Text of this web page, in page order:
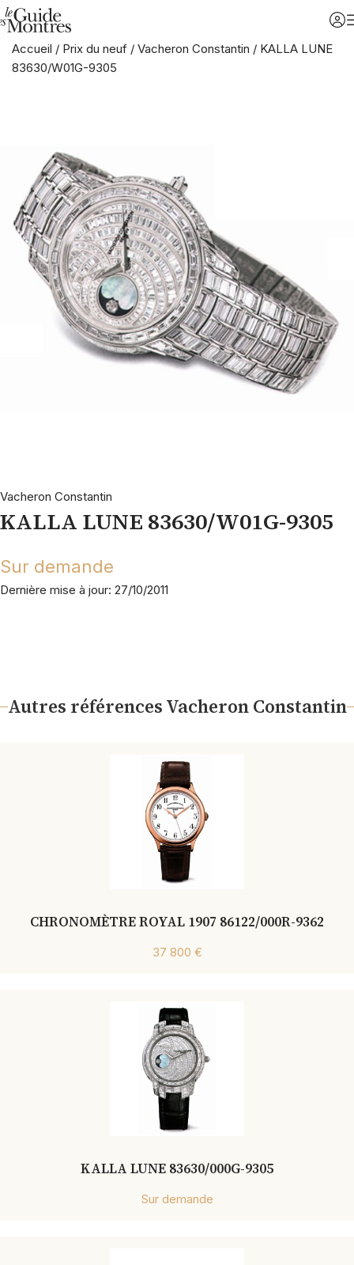
Accueil / Prix du neuf / Vacheron Constantin / KALLA LUNE
83630/W01G-9305
Vacheron Constantin
KALLA LUNE 83630/W01G-9305
Sur demande
Dernière mise à jour: 27/10/2011
Autres références Vacheron Constantin
CHRONOMÈTRE ROYAL 1907 86122/000R-9362
37 800 €
KALLA LUNE 83630/000G-9305
Sur demande